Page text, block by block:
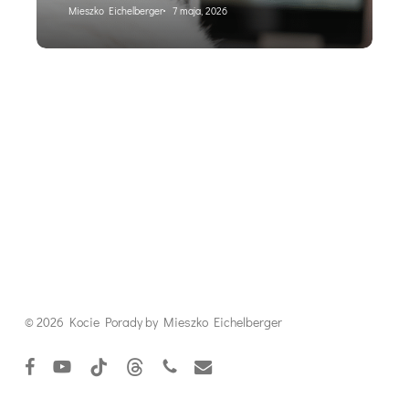
Mieszko Eichelberger 7 maja, 2026
© 2026 Kocie Porady by Mieszko Eichelberger
facebookyoutubetiktok threadsphoneemail